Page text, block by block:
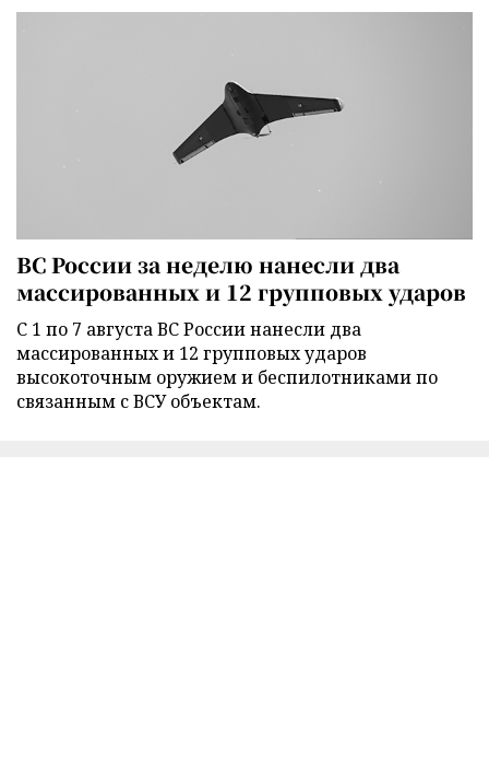
ВС России за неделю нанесли два
массированных и 12 групповых ударов
С 1 по 7 августа ВС России нанесли два
массированных и 12 групповых ударов
высокоточным оружием и беспилотниками по
связанным с ВСУ объектам.